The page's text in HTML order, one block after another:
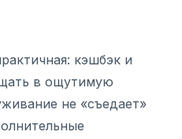
кэшбэк и
в ощутимую
не «съедает»